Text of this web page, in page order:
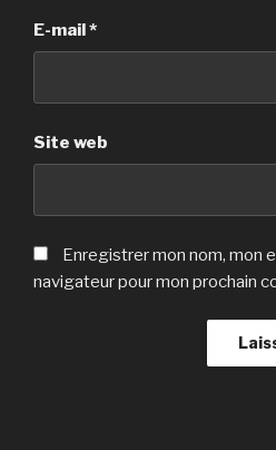
E-mail*
Site web
Enregistrer mon nom, mon
navigateur pour mon prochain